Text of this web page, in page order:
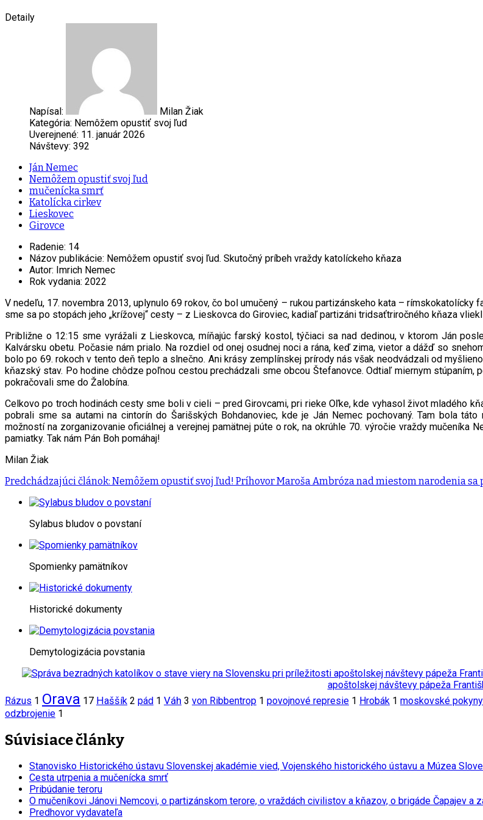
Detaily
Napísal:
Milan Žiak
Kategória: Nemôžem opustiť svoj ľud
Uverejnené: 11. január 2026
Návštevy: 392
Ján Nemec
Nemôžem opustiť svoj ľud
mučenícka smrť
Katolícka cirkev
Lieskovec
Girovce
Radenie: 14
Názov publikácie: Nemôžem opustiť svoj ľud. Skutočný príbeh vraždy katolíckeho kňaza
Autor: Imrich Nemec
Rok vydania: 2022
V nedeľu, 17. novembra 2013, uplynulo 69 rokov, čo bol umučený – rukou partizánskeho kata –
sme sa po stopách jeho „krížovej“ cesty – z Lieskovca do Giroviec, kadiaľ partizáni tridsaťtriročného kňaza
Približne o 12:15 sme vyrážali z Lieskovca, míňajúc farský kostol, týčiaci sa nad dedinou, v ktorom Ján
Kalvársku obetu. Počasie nám prialo. Na rozdiel od onej osudnej noci a rána, keď zima, vietor a dážď so
bolo po 69. rokoch v tento deň teplo a slnečno. Ani krásy zemplínskej prírody nás však neodvádzali od
kňazský stav. Po hodine chôdze poľnou cestou prechádzali sme obcou Štefanovce. Odtiaľ miernym
pokračovali sme do Žalobína.
Celkovo po troch hodinách cesty sme boli v cieli – pred Girovcami, pri rieke Oľke, kde vyhasol život mladého
pobrali sme sa autami na cintorín do Šarišských Bohdanoviec, kde je Ján Nemec pochovaný. Tam bola
možností na zorganizovanie oficiálnej a verejnej pamätnej púte o rok, na okrúhle 70. výročie vraždy mučeníka
pamiatky. Tak nám Pán Boh pomáhaj!
Milan Žiak
Predchádzajúci článok: Nemôžem opustiť svoj ľud! Príhovor Maroša Ambróza nad miestom narodenia sa
Sylabus bludov o povstaní
Spomienky pamätníkov
Historické dokumenty
Demytologizácia povstania
apoštolskej návštevy pápeža
Rázus 1 Orava 17 Haššík 2 pád 1 Váh 3 von Ribbentrop 1 povojnové represie 1 Hrobák 1 moskovské pokyny
odzbrojenie 1
Súvisiace články
Stanovisko Historického ústavu Slovenskej akadémie vied, Vojenského historického ústavu a Múzea
Cesta utrpenia a mučenícka smrť
Pribúdanie teroru
O mučeníkovi Jánovi Nemcovi, o partizánskom terore, o vraždách civilistov a kňazov, o brigáde Čapajev a
Predhovor vydavateľa